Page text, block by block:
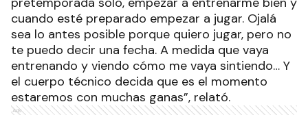
cuando esté preparado empezar a jugar. Ojalá
sea lo antes posible porque quiero jugar, pero no
te puedo decir una fecha. A medida que vaya
entrenando y viendo cómo me vaya sintiendo… Y
el cuerpo técnico decida que es el momento
estaremos con muchas ganas”, relató.
Ads